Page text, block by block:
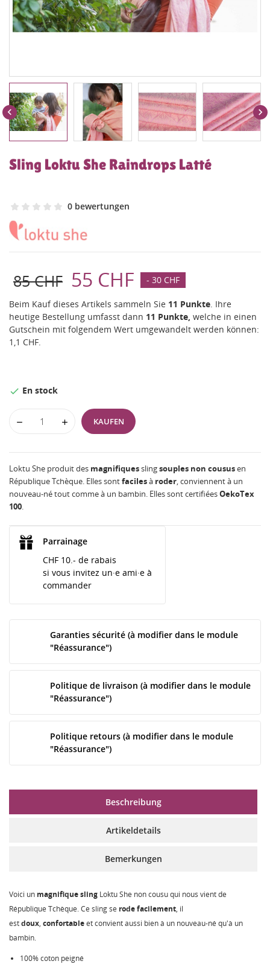
 
Sling Loktu She Raindrops Latté
0 bewertungen
85 CHF 55 CHF - 30 CHF
Beim Kauf dieses Artikels sammeln Sie 11 Punkte. Ihre
heutige Bestellung umfasst dann 11 Punkte, welche in einen
Gutschein mit folgendem Wert umgewandelt werden können:
1,1 CHF.
 En stock
KAUFEN
Loktu She produit des magnifiquesslingsouples non coususen
République Tchèque. Elles sontfacilesà roder, conviennent à un
nouveau-né tout comme à un bambin. Elles sont certifiéesOekoTex
100.
Parrainage
CHF 10.- de rabais
si vous invitez un·e ami·e à
commander
Garanties sécurité (à modifier dans le module
"Réassurance")
Politique de livraison (à modifier dans le module
"Réassurance")
Politique retours (à modifier dans le module
"Réassurance")
Beschreibung
Artikeldetails
Bemerkungen
Voici un magnifique sling Loktu She non cousu qui nous vient de
République Tchèque. Ce sling se rodefacilement, il
estdoux, confortableet convient aussi bien à un nouveau-né qu'à un
bambin.
100% coton peigné